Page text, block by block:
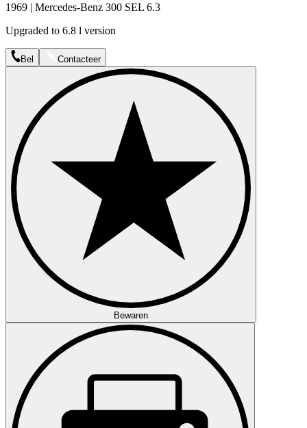
1969 | Mercedes-Benz 300 SEL 6.3
Upgraded to 6.8 l version
Bel Contacteer
Bewaren